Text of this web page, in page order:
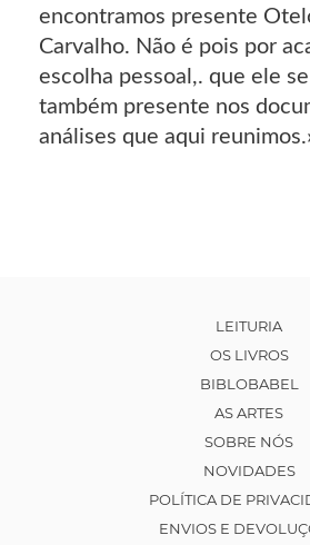
encontramos presente
Carvalho. Não é pois por
escolha pessoal,. que ele
também presente nos
análises que aqui
LEITURIA
OS LIVROS
BIBLOBABEL
AS ARTES
SOBRE NÓS
NOVIDADES
POLÍTICA DE
ENVIOS E